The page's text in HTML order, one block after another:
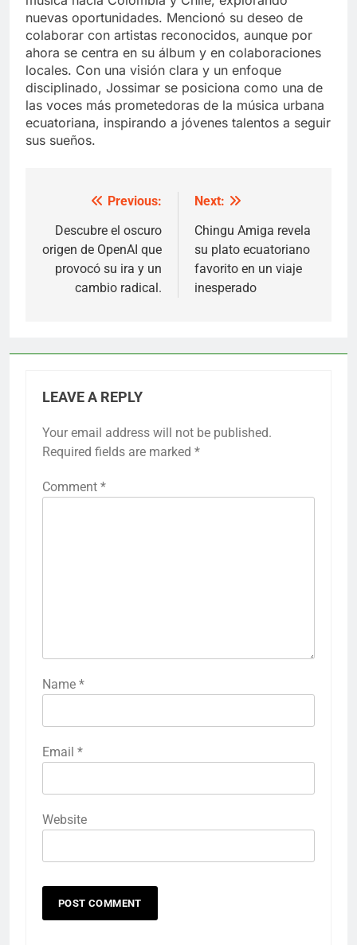
nuevas oportunidades. Mencionó su deseo de
colaborar con artistas reconocidos, aunque por
ahora se centra en su álbum y en colaboraciones
locales. Con una visión clara y un enfoque
disciplinado, Jossimar se posiciona como una de
las voces más prometedoras de la música urbana
ecuatoriana, inspirando a jóvenes talentos a seguir
sus sueños.
navigation
Previous:
Descubre el oscuro
origen de OpenAI que
provocó su ira y un
cambio radical.
Next:
Chingu Amiga revela
su plato ecuatoriano
favorito en un viaje
inesperado
LEAVE A REPLY
Your email address will not be published.
Required fields are marked *
Comment *
Name *
Email *
Website